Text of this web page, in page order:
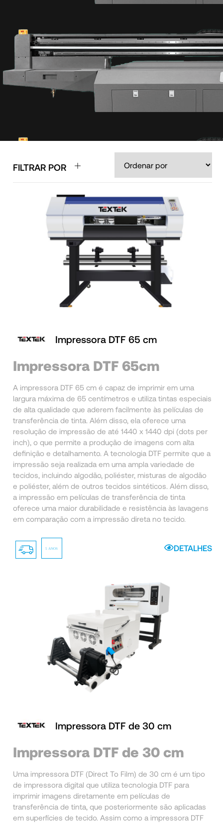
FILTRAR POR
Impressora DTF 65 cm
Impressora DTF 65cm
A impressora DTF 65 cm é capaz de imprimir em uma
largura máxima de 65 centímetros e utiliza tintas especiais
de alta qualidade que aderem facilmente às películas de
transferência de tinta. Além disso, ela oferece uma
resolução de impressão de até 1440 x 1440 dpi (dots per
inch), o que permite a produção de imagens com alta
definição e detalhamento. A tecnologia DTF permite que a
impressão seja realizada em uma ampla variedade de
tecidos, incluindo algodão, poliéster, misturas de algodão
e poliéster, além de outros tecidos sintéticos. Além disso,
a impressão em películas de transferência de tinta
oferece uma maior durabilidade e resistência às lavagens
em comparação com a impressão direta no tecido.
DETALHES
Impressora DTF de 30 cm
Impressora DTF de 30 cm
Uma impressora DTF (Direct To Film) de 30 cm é um tipo
de impressora digital que utiliza tecnologia DTF para
imprimir imagens diretamente em películas de
transferência de tinta, que posteriormente são aplicadas
em superfícies de tecido. Assim como a impressora DTF